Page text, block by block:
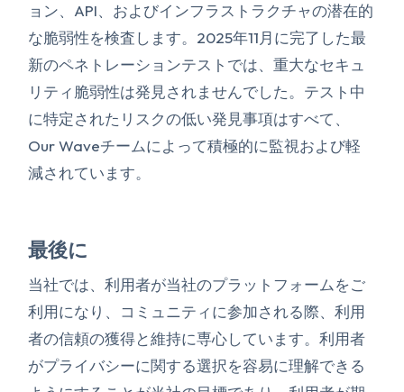
ョン、API、およびインフラストラクチャの潜在的
な脆弱性を検査します。2025年11月に完了した最
新のペネトレーションテストでは、重大なセキュ
リティ脆弱性は発見されませんでした。テスト中
に特定されたリスクの低い発見事項はすべて、
Our Waveチームによって積極的に監視および軽
減されています。
最後に
当社では、利用者が当社のプラットフォームをご
利用になり、コミュニティに参加される際、利用
者の信頼の獲得と維持に専心しています。利用者
がプライバシーに関する選択を容易に理解できる